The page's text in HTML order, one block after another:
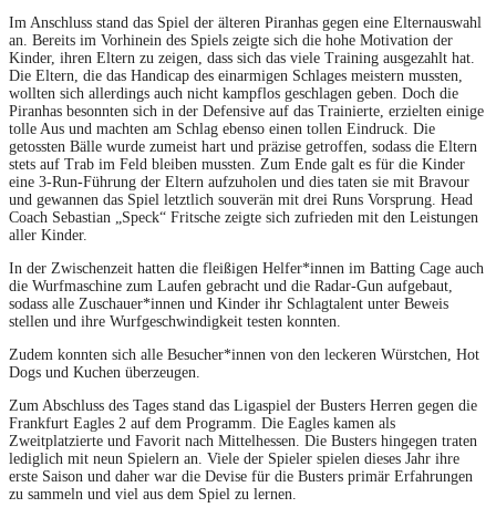
Im Anschluss stand das Spiel der älteren Piranhas gegen eine Elternauswahl
an. Bereits im Vorhinein des Spiels zeigte sich die hohe Motivation der
Kinder, ihren Eltern zu zeigen, dass sich das viele Training ausgezahlt hat.
Die Eltern, die das Handicap des einarmigen Schlages meistern mussten,
wollten sich allerdings auch nicht kampflos geschlagen geben. Doch die
Piranhas besonnten sich in der Defensive auf das Trainierte, erzielten einige
tolle Aus und machten am Schlag ebenso einen tollen Eindruck. Die
getossten Bälle wurde zumeist hart und präzise getroffen, sodass die Eltern
stets auf Trab im Feld bleiben mussten. Zum Ende galt es für die Kinder
eine 3-Run-Führung der Eltern aufzuholen und dies taten sie mit Bravour
und gewannen das Spiel letztlich souverän mit drei Runs Vorsprung. Head
Coach Sebastian „Speck“ Fritsche zeigte sich zufrieden mit den Leistungen
aller Kinder.
In der Zwischenzeit hatten die fleißigen Helfer*innen im Batting Cage auch
die Wurfmaschine zum Laufen gebracht und die Radar-Gun aufgebaut,
sodass alle Zuschauer*innen und Kinder ihr Schlagtalent unter Beweis
stellen und ihre Wurfgeschwindigkeit testen konnten.
Zudem konnten sich alle Besucher*innen von den leckeren Würstchen, Hot
Dogs und Kuchen überzeugen.
Zum Abschluss des Tages stand das Ligaspiel der Busters Herren gegen die
Frankfurt Eagles 2 auf dem Programm. Die Eagles kamen als
Zweitplatzierte und Favorit nach Mittelhessen. Die Busters hingegen traten
lediglich mit neun Spielern an. Viele der Spieler spielen dieses Jahr ihre
erste Saison und daher war die Devise für die Busters primär Erfahrungen
zu sammeln und viel aus dem Spiel zu lernen.